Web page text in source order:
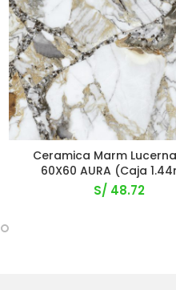
Ceramica Marm
60X60 AURA (Caja
S/48.72